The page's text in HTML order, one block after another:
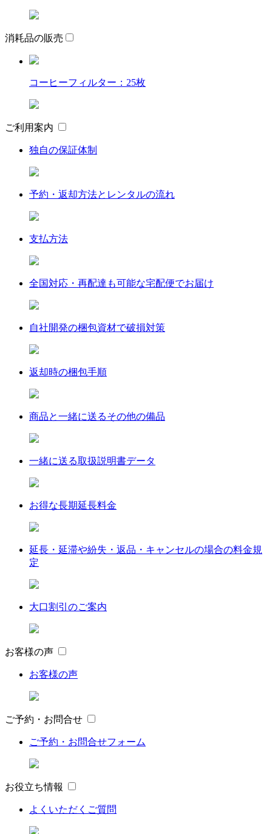
消耗品の販売
コーヒーフィルター：25枚
ご利用案内
独自の保証体制
予約・返却方法とレンタルの流れ
支払方法
全国対応・再配達も可能な宅配便でお届け
自社開発の梱包資材で破損対策
返却時の梱包手順
商品と一緒に送るその他の備品
一緒に送る取扱説明書データ
お得な長期延長料金
延長・延滞や紛失・返品・キャンセルの場合の料金規
定
大口割引のご案内
お客様の声
お客様の声
ご予約・お問合せ
ご予約・お問合せフォーム
お役立ち情報
よくいただくご質問